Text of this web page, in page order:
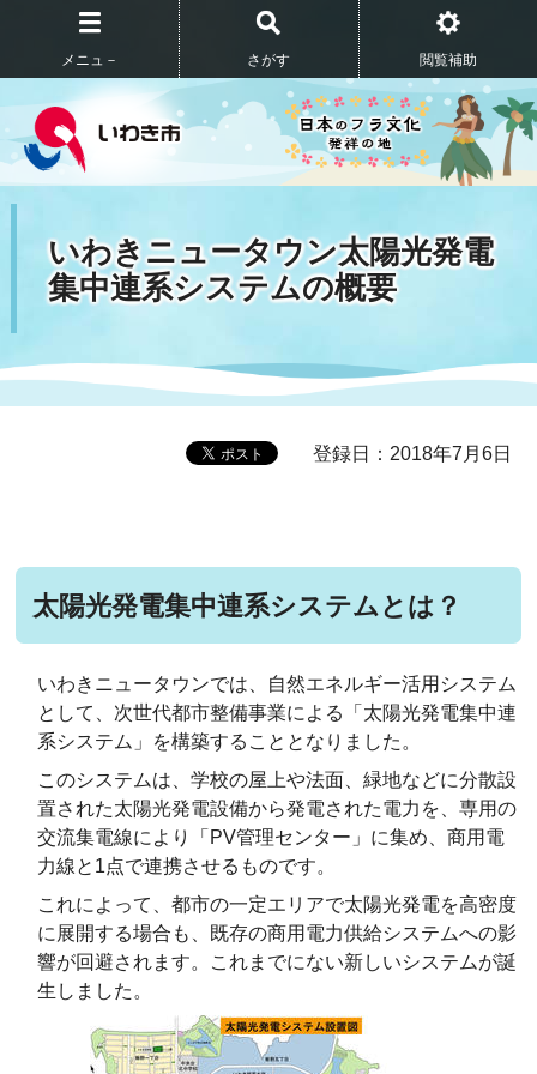
メニュ－ さがす 閲覧補助
いわきニュータウン太陽光発電
集中連系システムの概要
登録日：2018年7月6日
太陽光発電集中連系システムとは？
いわきニュータウンでは、自然エネルギー活用システム
として、次世代都市整備事業による「太陽光発電集中連
系システム」を構築することとなりました。
このシステムは、学校の屋上や法面、緑地などに分散設
置された太陽光発電設備から発電された電力を、専用の
交流集電線により「PV管理センター」に集め、商用電
力線と1点で連携させるものです。
これによって、都市の一定エリアで太陽光発電を高密度
に展開する場合も、既存の商用電力供給システムへの影
響が回避されます。これまでにない新しいシステムが誕
生しました。